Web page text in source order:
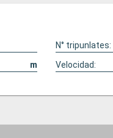
N° tripunlates:
m Velocidad: